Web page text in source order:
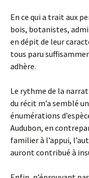
En ce qui a trait aux
bois, botanistes,
en dépit de leur
tous paru
adhère.
Le rythme de la
du récit m’a semblé
énumérations
Audubon, en
familier à l’appui,
auront contribué à